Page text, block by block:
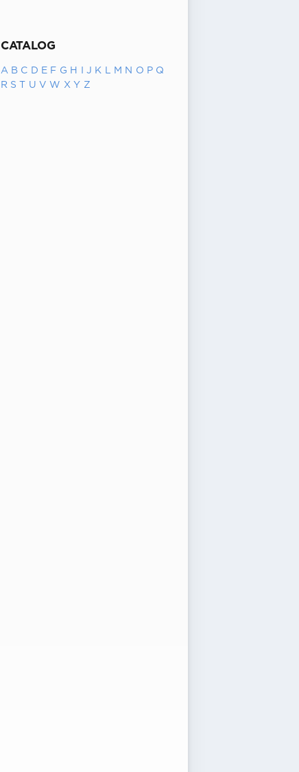
CATALOG
A B C D E F G H J K M N O P Q
R S U V W X Y Z